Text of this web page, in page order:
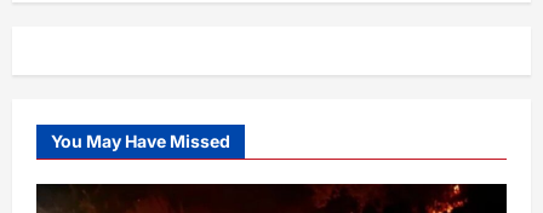
You May Have Missed